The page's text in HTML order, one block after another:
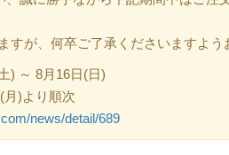
すが、何卒ご了承くださいますよう
) ～ 8月16日(日)
)より順次
news/detail/689